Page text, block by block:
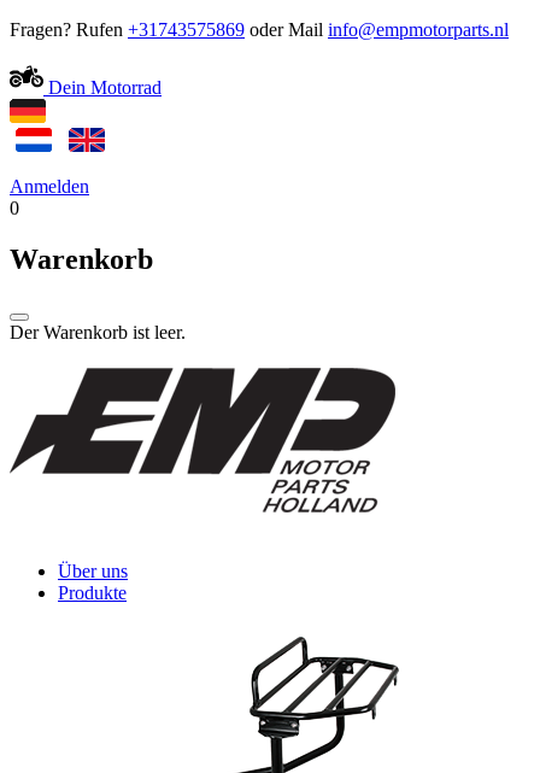
Fragen? Rufen +31743575869 oder Mail
Dein Motorrad
Anmelden
0
Warenkorb
Der Warenkorb ist leer.
Über uns
Produkte